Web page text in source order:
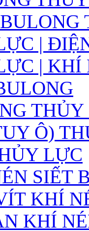
|
| KHÍ
Ô)
LỰC
SIẾT
KHÍ
KHÍ